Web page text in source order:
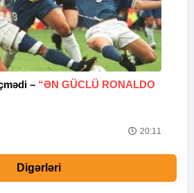
– “ƏN GÜCLÜ RONALDO
20:11
Digərləri